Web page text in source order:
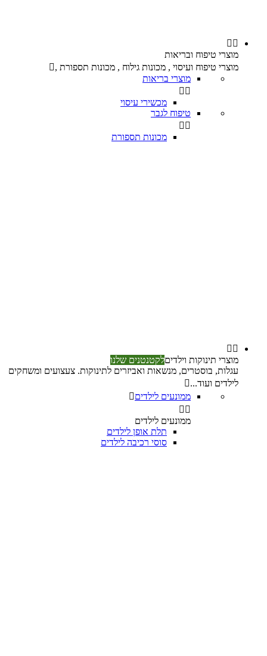
 
מוצרי טיפוח ובריאות
מוצרי טיפוח ועיסוי , מכונות גילוח , מכונות תספורת ,
מוצרי בריאות
 
מכשירי עיסוי
טיפוח לגבר
 
מכונות תספורת
 
מוצרי תינוקות וילדיםלקטנטנים שלנו
עגלות, בוסטרים, מנשאות ואביזרים לתינוקות. צעצועים ומשחקים
לילדים ועוד...
ממונעים לילדים
 
ממונעים לילדים
תלת אופן לילדים
סוסי רכיבה לילדים